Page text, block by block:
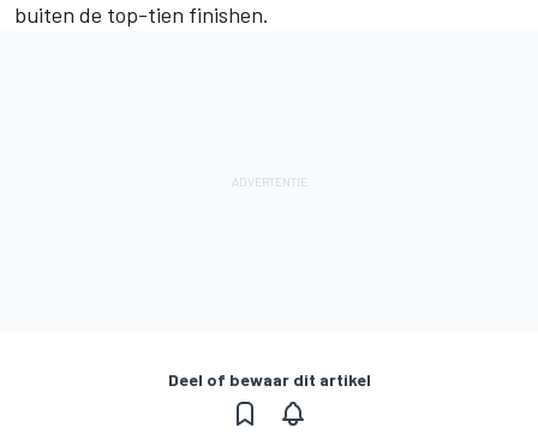
buiten de top-tien finishen.
Deel of bewaar dit artikel